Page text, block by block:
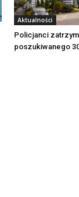
Aktualności
Policjanci
poszukiwanego